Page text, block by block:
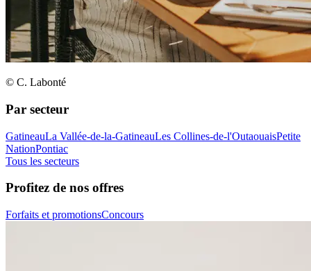
© C. Labonté
Par secteur
GatineauLa Vallée-de-la-GatineauLes Collines-de-l'OutaouaisPetite
NationPontiac
Tous les secteurs
Profitez de nos offres
Forfaits et promotionsConcours